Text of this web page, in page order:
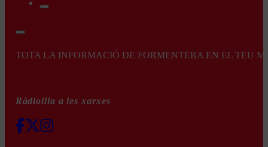
TOTA LA INFORMACIÓ DE FORMENTERA EN EL TEU
Ràdioilla a les xarxes